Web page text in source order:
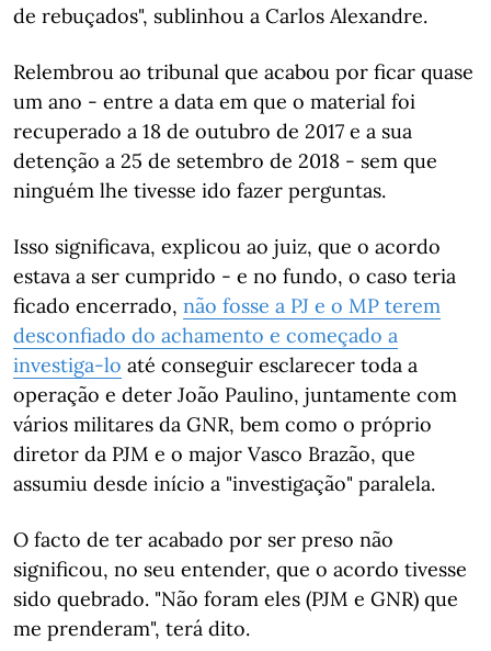
de rebuçados", sublinhou a Carlos Alexandre.
Relembrou ao tribunal que acabou por ficar quase
um ano - entre a data em que o material foi
recuperado a 18 de outubro de 2017 e a sua
detenção a 25 de setembro de 2018 - sem que
ninguém lhe tivesse ido fazer perguntas.
Isso significava, explicou ao juiz, que o acordo
estava a ser cumprido - e no fundo, o caso teria
ficado encerrado, não fosse a PJ e o MP terem
desconfiado do achamento e começado a
investiga-lo até conseguir esclarecer toda a
operação e deter João Paulino, juntamente com
vários militares da GNR, bem como o próprio
diretor da PJM e o major Vasco Brazão, que
assumiu desde início a "investigação" paralela.
O facto de ter acabado por ser preso não
significou, no seu entender, que o acordo tivesse
sido quebrado. "Não foram eles (PJM e GNR) que
me prenderam", terá dito.